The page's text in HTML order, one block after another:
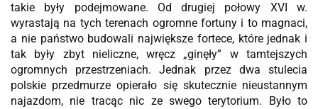
takie były podejmowane. Od drugiej połowy XVI w.
wyrastają na tych terenach ogromne fortuny i to magnaci,
a nie państwo budowali największe fortece, które jednak i
tak były zbyt nieliczne, wręcz „ginęły” w tamtejszych
ogromnych przestrzeniach. Jednak przez dwa stulecia
polskie przedmurze opierało się skutecznie nieustannym
najazdom, nie tracąc nic ze swego terytorium. Było to